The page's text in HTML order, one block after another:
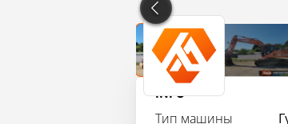
INFO
Тип машины